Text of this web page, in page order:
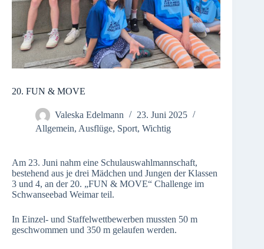
20. FUN & MOVE
Valeska Edelmann
23. Juni 2025
Allgemein, Ausflüge, Sport, Wichtig
Am 23. Juni nahm eine Schulauswahlmannschaft,
bestehend aus je drei Mädchen und Jungen der Klassen
3 und 4, an der 20. „FUN & MOVE“ Challenge im
Schwanseebad Weimar teil.
In Einzel- und Staffelwettbewerben mussten 50 m
geschwommen und 350 m gelaufen werden.